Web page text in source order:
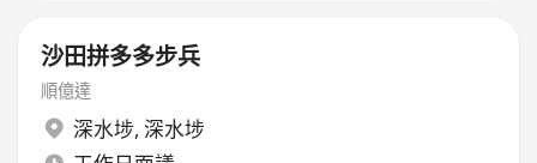
沙田拼多多步兵
順億達
深水埗, 深水埗